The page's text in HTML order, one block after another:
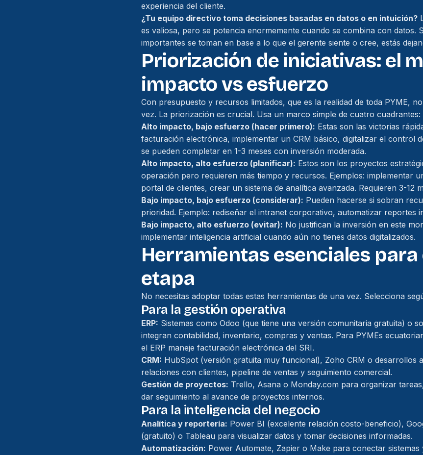
experiencia del cliente.
¿Tu equipo directivo toma decisiones basadas en datos o en intuición?
es valiosa, pero se potencia enormemente cuando se combina con datos.
importantes se toman en base a lo que el gerente siente o cree, estás
Priorización de iniciativas: el
impacto vs esfuerzo
Con presupuesto y recursos limitados, que es la realidad de toda PYME,
vez. La priorización es crucial. Usa un marco simple de cuatro cuadrantes:
Alto impacto, bajo esfuerzo (hacer primero): Estas son las victorias
facturación electrónica, implementar un CRM básico, digitalizar el control
se pueden completar en 1-3 meses con inversión moderada.
Alto impacto, alto esfuerzo (planificar): Estos son los proyectos
operación pero requieren más tiempo y recursos. Ejemplos: implementar
portal de clientes, crear un sistema de analítica avanzada. Requieren 3-12
Bajo impacto, bajo esfuerzo (considerar): Pueden hacerse si sobran
prioridad. Ejemplo: rediseñar el intranet corporativo, automatizar reportes
Bajo impacto, alto esfuerzo (evitar): No justifican la inversión en este
implementar inteligencia artificial cuando aún no tienes datos digitalizados.
Herramientas esenciales para
etapa
No necesitas adoptar todas estas herramientas de una vez. Selecciona
Para la gestión operativa
ERP: Sistemas como Odoo (que tiene una versión comunitaria gratuita) o
integran contabilidad, inventario, compras y ventas. Para PYMEs
el ERP maneje facturación electrónica del SRI.
CRM: HubSpot (versión gratuita muy funcional), Zoho CRM o desarrollos
relaciones con clientes, pipeline de ventas y seguimiento comercial.
Gestión de proyectos: Trello, Asana o Monday.com para organizar
dar seguimiento al avance de proyectos internos.
Para la inteligencia del negocio
Analítica y reportería: Power BI (excelente relación costo-beneficio),
(gratuito) o Tableau para visualizar datos y tomar decisiones informadas.
Automatización: Power Automate, Zapier o Make para conectar